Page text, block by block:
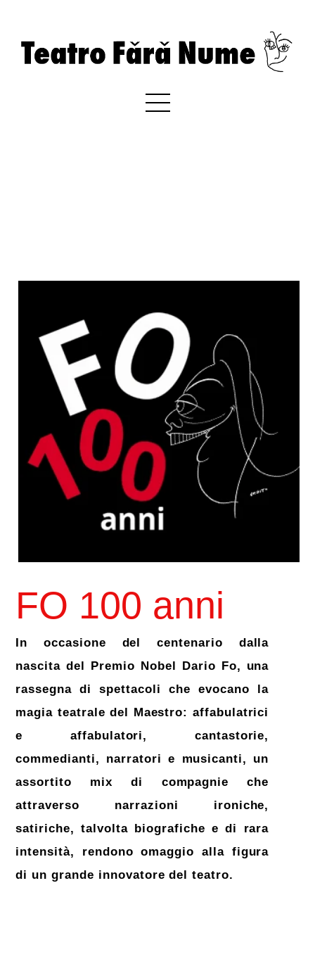
FO 100 anni
In occasione del centenario dalla
nascita del Premio Nobel Dario Fo, una
rassegna di spettacoli che evocano la
magia teatrale del Maestro: affabulatrici
e affabulatori, cantastorie,
commedianti, narratori e musicanti, un
assortito mix di compagnie che
attraverso narrazioni ironiche,
satiriche, talvolta biografiche e di rara
intensità, rendono omaggio alla figura
di un grande innovatore del teatro.